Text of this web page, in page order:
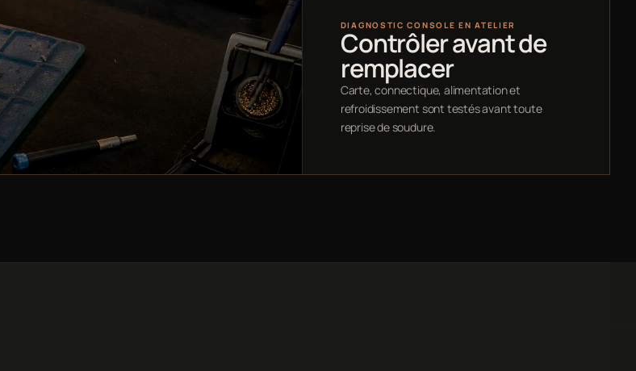
DIAGNOSTIC CONSOLE EN ATELIER
Contrôler avant de
remplacer
Carte, connectique, alimentation et
refroidissement sont testés avant toute
reprise de soudure.